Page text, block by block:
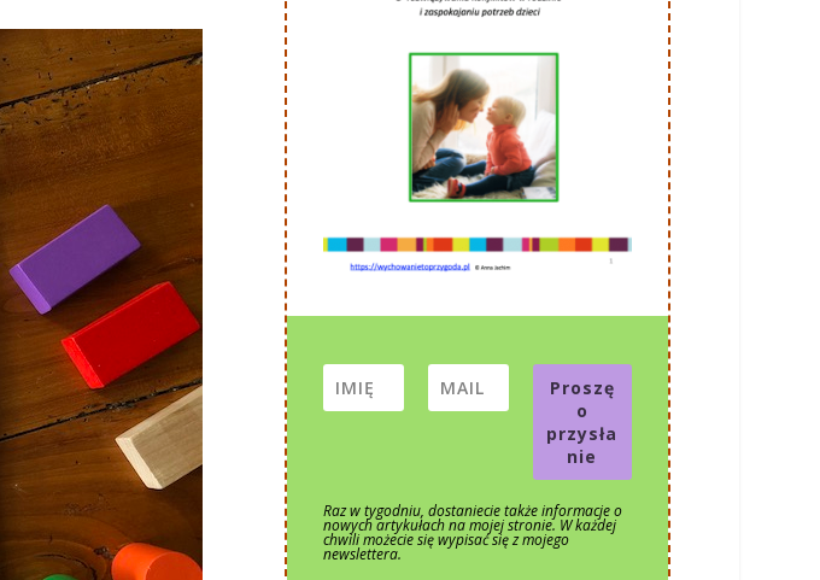
Proszę
o
przysła
nie
Raz w tygodniu, dostaniecie także informacje o
nowych artykułach na mojej stronie. W każdej
chwili możecie się wypisać się z mojego
newslettera.